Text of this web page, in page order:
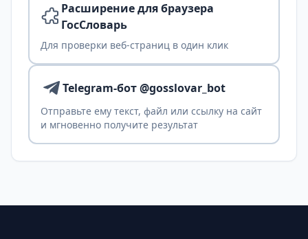
Расширение для браузера
ГосСловарь
Для проверки веб-страниц в один клик
Telegram-бот @gosslovar_bot
Отправьте ему текст, файл или ссылку на сайт
и мгновенно получите результат